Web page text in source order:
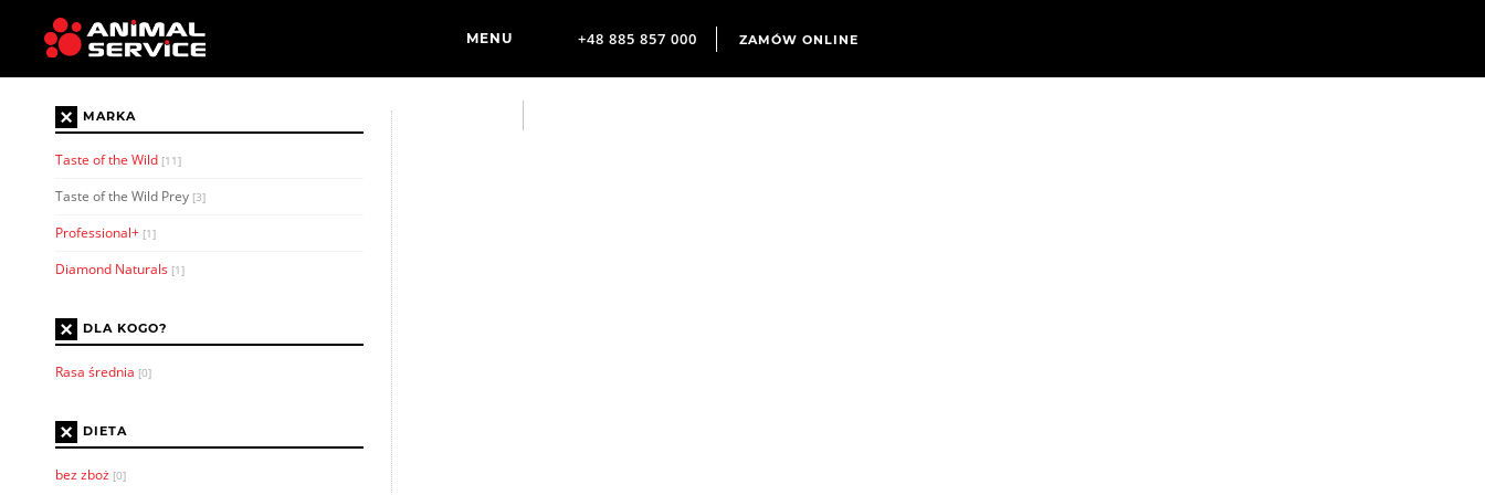
+48 885 857 000 ZAMÓW ONLINE
× MARKA
Taste of the Wild [11]
Taste of the Wild Prey [3]
Professional+ [1]
Diamond Naturals [1]
× DLA KOGO?
Rasa średnia [0]
× DIETA
bez zboż [0]